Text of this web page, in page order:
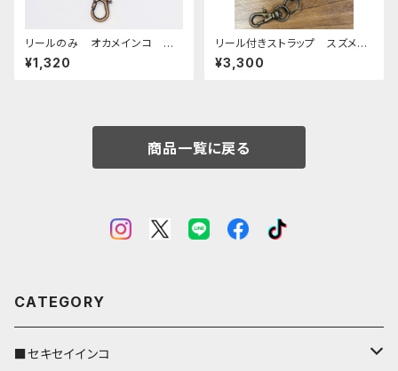
リールのみ オカメインコ モノ
トーン キャメル おかめいん
こ オカメ3兄弟
¥1,320
リール付きストラップ スズメ
グリーン × ダークブラウン
すずめ 雀 栃木レザー
¥3,300
商品一覧に戻る
CATEGORY
■セキセイインコ